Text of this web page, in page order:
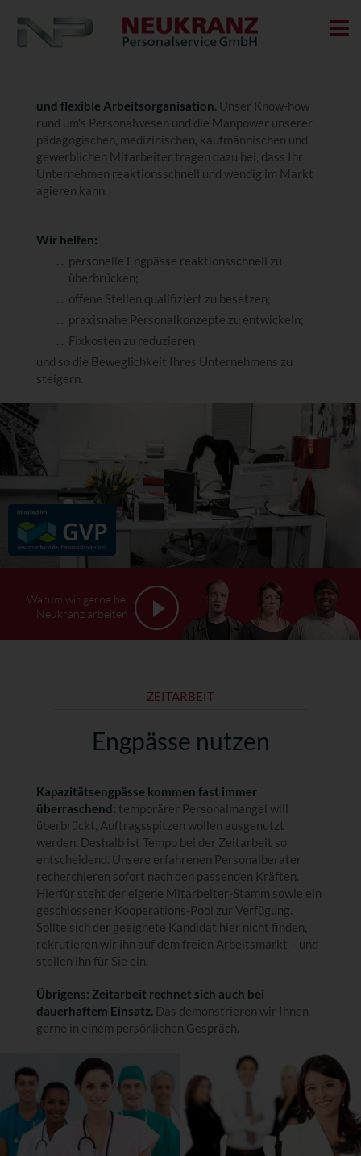
Menu
HOME
PERSONALVERMITTLUNG
PERSONALBERATUNG
OUTSOURCING
IMPRESSUM & DATENSCHUTZ
und flexible Arbeitsorganisation.Unser Know-how
rund um's Personalwesen und die Manpower unserer
pädagogischen, medizinischen, kaufmännischen und
gewerblichen Mitarbeiter tragen dazu bei, dass Ihr
Unternehmen reaktionsschnell und wendig im Markt
agieren kann.
Wir helfen:
personelle Engpässe reaktionsschnell zu
überbrücken;
offene Stellen qualifiziert zu besetzen;
praxisnahe Personalkonzepte zu entwickeln;
Fixkosten zu reduzieren
und so die Beweglichkeit Ihres Unternehmens zu
steigern.
Warum wir gerne bei
Neukranz arbeiten
ZEITARBEIT
Engpässe nutzen
Kapazitätsengpässe kommen fast immer
überraschend: temporärer Personalmangel will
überbrückt, Auftragsspitzen wollen ausgenutzt
werden. Deshalb ist Tempo bei der Zeitarbeit so
entscheidend. Unsere erfahrenen Personalberater
recherchieren sofort nach den passenden Kräften.
Hierfür steht der eigene Mitarbeiter-Stamm sowie ein
geschlossener Kooperations-Pool zur Verfügung.
Sollte sich der geeignete Kandidat hier nicht finden,
rekrutieren wir ihn auf dem freien Arbeitsmarkt – und
stellen ihn für Sie ein.
Übrigens: Zeitarbeit rechnet sich auch bei
dauerhaftem Einsatz.Das demonstrieren wir Ihnen
gerne in einem persönlichen Gespräch.